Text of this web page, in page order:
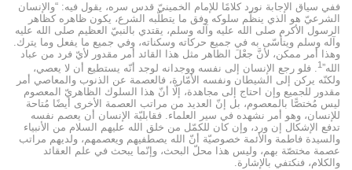
ففي سياق الإجابة نورد كلامًا للإمام الخمينيّ قدس سره، يقول فيه: “والإنسان
الشرعيّ هو الذي ينظّم سلوكه وفق ما يتطلّبه الشرع، يكون ظاهره كظاهر
الرسول الأكرم صلى الله عليه وآله وسلم، يقتدي بالنبيّ العظيم صلى الله عليه
وآله وسلم ويتأسّى به في جميع حركاته وسكناته، وفي جميع ما يفعل وما يترك.
وهذا أمر ممكن، لأنَّ جعْلَ الظاهر مثل هذا القائد أمر مقدور لأيّ فرد من عباد
الله”1. فلو رجع الإنسان إلى نفسه ووجدانه لوجد أنّه يستطيع أن لا يعصي،
ولكنّه يركن إلى الشيطان ونفسه الأمّارة، فالعصمة عن الذنوب والمعاصي أمر
مقدور للجميع وإن احتاج إلى مجاهدة، إلّا أنّ هذا السلوك الظاهريّ المعصوم
ليس مُختصًّا بالمعصوم، بل إنّ العديد من مراتب العصمة الأخرى أيضًا مُتاحة
للإنسان، وهو أمر نشهده في سير العلماء. فقابليّة الإنسان أن يعصم نفسه
تدفع الإشكال إن ورد، وإن كان للكمّل من خلق الله عليهم السلام من الأنبياء
والسيدة فاطمة والأئمة خصوصيّة أنّ الله يصطفيهم ويعصمهم، ولديهم مراتب
عصمة مختصّة بهم، وليس هذا محلّ البحث، وإنّما يبحث في علم العقائد
والكلام، فنكتفي بالإشارة.